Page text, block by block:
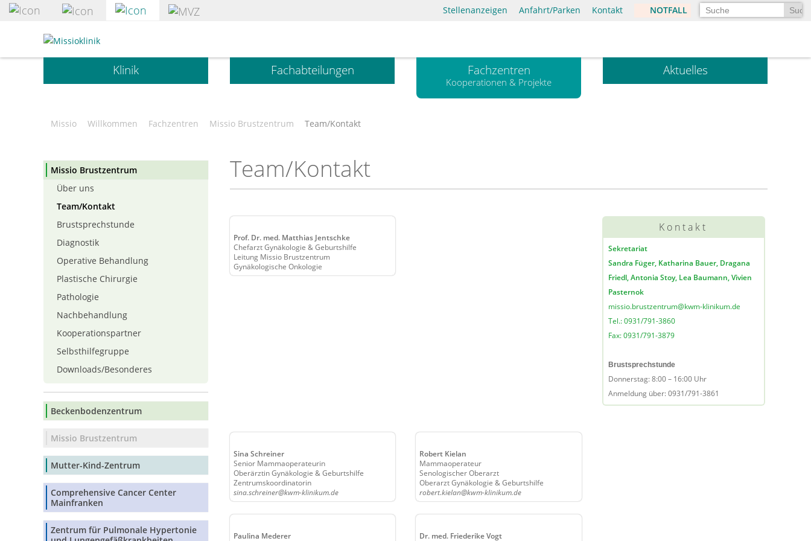
zum
Stellenanzeigen Anfahrt/Parken Kontakt NOTFALL Suchen
Standort
Missioklinik
•Klinikum
Mitte
gGmbH
Klinik Fachabteilungen Fachzentren
Kooperationen & Projekte
Aktuelles
Missio Willkommen Fachzentren Missio Brustzentrum Team/Kontakt
Missio Brustzentrum
Über uns
Team/Kontakt
Brustsprechstunde
Diagnostik
Operative Behandlung
Plastische Chirurgie
Pathologie
Nachbehandlung
Kooperationspartner
Selbsthilfegruppe
Downloads/Besonderes
Beckenbodenzentrum
Missio Brustzentrum
Mutter-Kind-Zentrum
Comprehensive Cancer Center
Mainfranken
Zentrum für Pulmonale Hypertonie
Team/Kontakt
Prof. Dr. med. Matthias Jentschke
Chefarzt Gynäkologie & Geburtshilfe
Leitung Missio Brustzentrum
Gynäkologische Onkologie
Kontakt
Sekretariat
Sandra Füger, Katharina Bauer, Dragana
Friedl, Antonia Stoy, Lea Baumann, Vivien
Pasternok
missio.brustzentrum@kwm-klinikum.de
Tel.: 0931/791-3860
Fax: 0931/791-3879
Brustsprechstunde
Donnerstag: 8:00 – 16:00 Uhr
Anmeldung über: 0931/791-3861
Sina Schreiner
Senior Mammaoperateurin
Oberärztin Gynäkologie & Geburtshilfe
Zentrumskoordinatorin
sina.schreiner@kwm-klinikum.de
Robert Kielan
Mammaoperateur
Senologischer Oberarzt
Oberarzt Gynäkologie & Geburtshilfe
robert.kielan@kwm-klinikum.de
Paulina Mederer
Dr. med. Friederike Vogt